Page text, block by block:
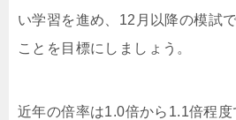
い学習を進め、12月以降の模試
ことを目標にしましょう。
近年の倍率は1.0倍から1.1倍程度